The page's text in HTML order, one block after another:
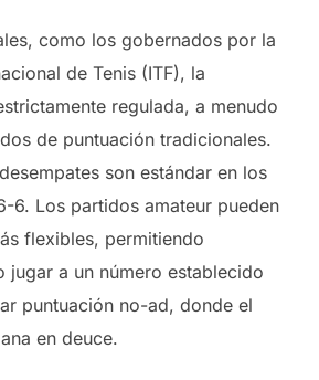
como los gobernados por la
de Tenis (ITF), la
regulada, a menudo
de puntuación tradicionales.
son estándar en los
6. Los partidos amateur pueden
flexibles, permitiendo
jugar a un número establecido
puntuación no-ad, donde el
en deuce.